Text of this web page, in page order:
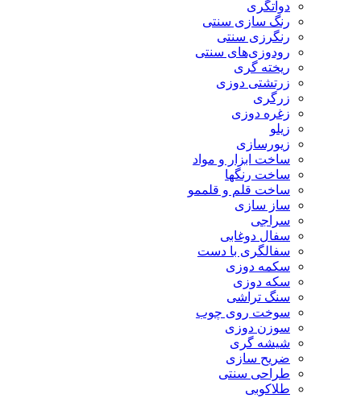
دواتگری
رنگ سازی سنتی
رنگرزی سنتی
رودوزی‌های سنتی
ریخته گری
زرتشتی دوزی
زرگری
زغره دوزی
زیلو
زیورسازی
ساخت ابزار و مواد
ساخت رنگها
ساخت قلم و قلممو
ساز سازی
سراجی
سفال دوغابی
سفالگری با دست
سکمه دوزی
سکه دوزی
سنگ تراشی
سوخت روی چوب
سوزن دوزی
شیشه گری
ضریح سازی
طراحی سنتی
طلاکوبی